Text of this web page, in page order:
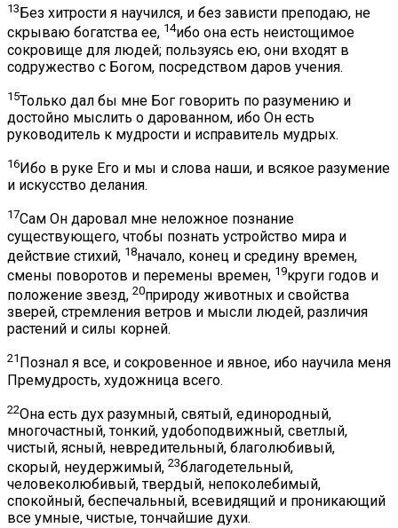
13 Без хитрости я научился, и без зависти преподаю, не
скрываю богатства ее, 14ибо она есть неистощимое
сокровище для людей; пользуясь ею, они входят в
содружество с Богом, посредством даров учения.
15Только дал бы мне Бог говорить по разумению и
достойно мыслить о дарованном, ибо Он есть
руководитель к мудрости и исправитель мудрых.
16 Ибо в руке Его и мы и слова наши, и всякое разумение
и искусство делания.
17Сам Он даровал мне неложное познание
существующего, чтобы познать устройство мира и
действие стихий, 18начало, конец и средину времен,
смены поворотов и перемены времен, 19круги годов и
положение звезд, 20природу животных и свойства
зверей, стремления ветров и мысли людей, различия
растений и силы корней.
21 Познал я все, и сокровенное и явное, ибо научила меня
Премудрость, художница всего.
22Она есть дух разумный, святый, единородный,
многочастный, тонкий, удобоподвижный, светлый,
чистый, ясный, невредительный, благолюбивый,
скорый, неудержимый, 23благодетельный,
человеколюбивый, твердый, непоколебимый,
спокойный, беспечальный, всевидящий и проникающий
все умные, чистые, тончайшие духи.